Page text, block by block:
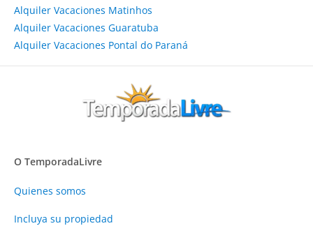
Alquiler Vacaciones Matinhos
Alquiler Vacaciones Guaratuba
Alquiler Vacaciones Pontal do Paraná
O TemporadaLivre
Quienes somos
Incluya su propiedad